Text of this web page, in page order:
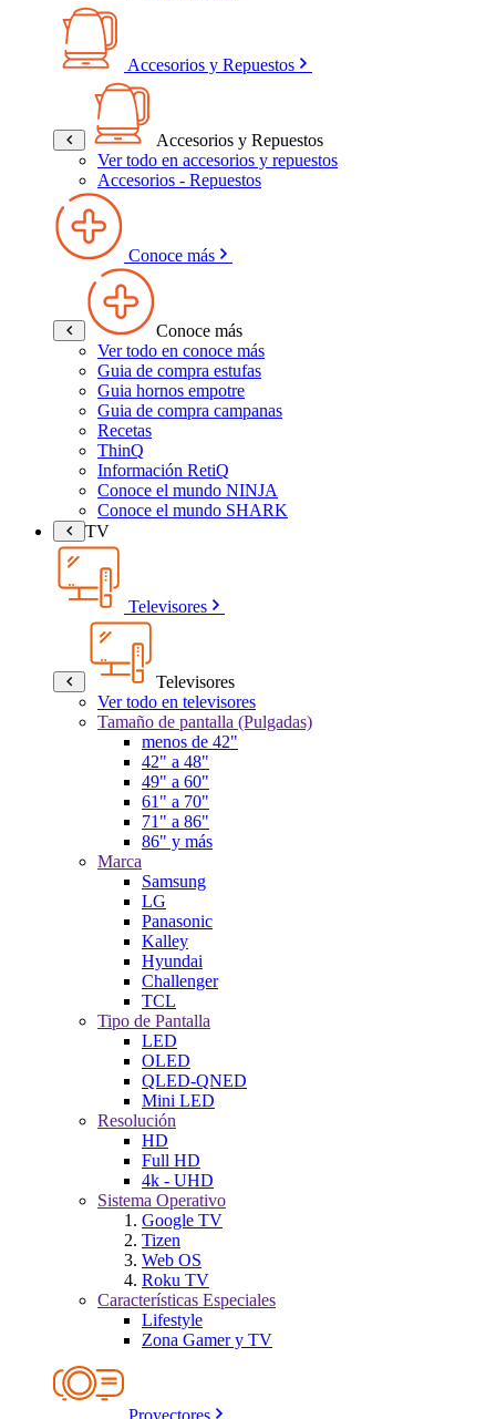
Accesorios y Repuestos
Accesorios y Repuestos
Ver todo en accesorios y repuestos
Accesorios - Repuestos
Conoce más
Conoce más
Ver todo en conoce más
Guia de compra estufas
Guia hornos empotre
Guia de compra campanas
Recetas
ThinQ
Información RetiQ
Conoce el mundo NINJA
Conoce el mundo SHARK
TV
Televisores
Televisores
Ver todo en televisores
Tamaño de pantalla (Pulgadas)
menos de 42"
42" a 48"
49" a 60"
61" a 70"
71" a 86"
86" y más
Marca
Samsung
LG
Panasonic
Kalley
Hyundai
Challenger
TCL
Tipo de Pantalla
LED
OLED
QLED-QNED
Mini LED
Resolución
HD
Full HD
4k - UHD
Sistema Operativo
Google TV
Tizen
Web OS
Roku TV
Características Especiales
Lifestyle
Zona Gamer y TV
Proyectores